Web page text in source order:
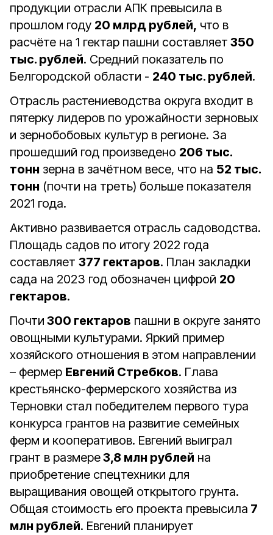
продукции отрасли АПК превысила в
прошлом году 20 млрд рублей, что в
расчёте на 1 гектар пашни составляет 350
тыс. рублей. Средний показатель по
Белгородской области - 240 тыс. рублей.
Отрасль растениеводства округа входит в
пятерку лидеров по урожайности зерновых
и зернобобовых культур в регионе. За
прошедший год произведено 206 тыс.
тонн зерна в зачётном весе, что на 52 тыс.
тонн (почти на треть) больше показателя
2021 года.
Активно развивается отрасль садоводства.
Площадь садов по итогу 2022 года
составляет 377 гектаров. План закладки
сада на 2023 год обозначен цифрой 20
гектаров.
Почти 300 гектаров пашни в округе занято
овощными культурами. Яркий пример
хозяйского отношения в этом направлении
– фермер Евгений Стребков. Глава
крестьянско-фермерского хозяйства из
Терновки стал победителем первого тура
конкурса грантов на развитие семейных
ферм и кооперативов. Евгений выиграл
грант в размере3,8 млн рублей на
приобретение спецтехники для
выращивания овощей открытого грунта.
Общая стоимость его проекта превысила 7
млн рублей. Евгений планирует